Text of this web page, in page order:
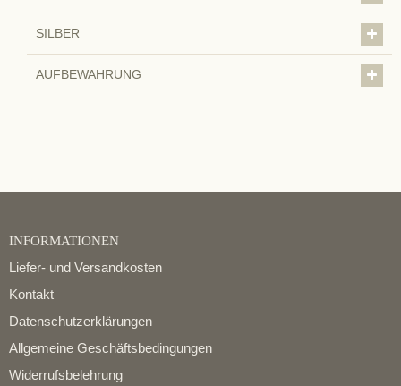
SILBER
AUFBEWAHRUNG
INFORMATIONEN
Liefer- und Versandkosten
Kontakt
Datenschutzerklärungen
Allgemeine Geschäftsbedingungen
Widerrufsbelehrung